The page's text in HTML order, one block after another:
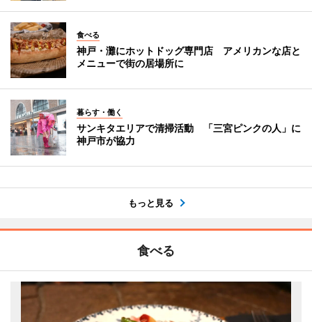
食べる
神戸・灘にホットドッグ専門店 アメリカンな店と
メニューで街の居場所に
暮らす・働く
サンキタエリアで清掃活動 「三宮ピンクの人」に
神戸市が協力
もっと見る
食べる